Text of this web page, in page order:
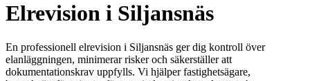
Elrevision i Siljansnäs
En professionell elrevision i Siljansnäs ger dig kontroll över
elanläggningen, minimerar risker och säkerställer att
dokumentationskrav uppfylls. Vi hjälper fastighetsägare,